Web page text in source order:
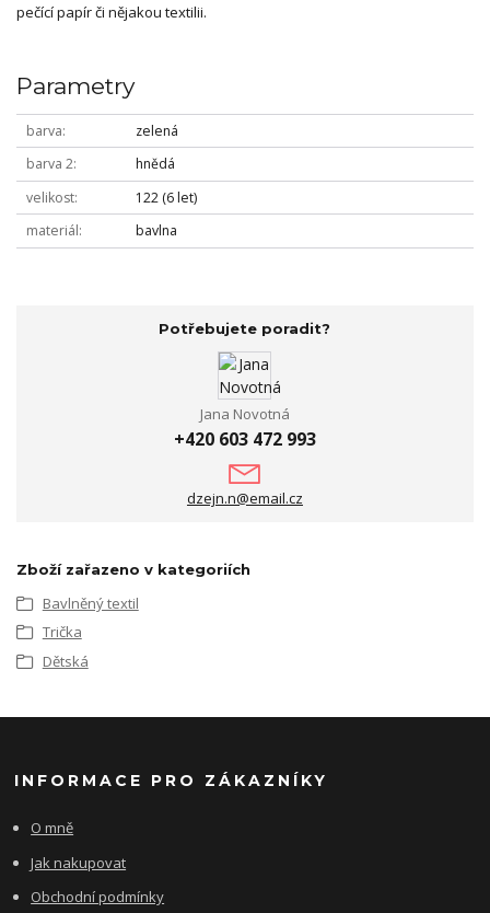
pečící papír či nějakou textilii.
Parametry
barva
zelená
barva 2
hnědá
velikost
122 (6 let)
materiál
bavlna
Potřebujete poradit?
Jana Novotná
+420 603 472 993
dzejn.n@email.cz
Zboží zařazeno v kategoriích
Bavlněný textil
Trička
Dětská
INFORMACE PRO ZÁKAZNÍKY
O mně
Jak nakupovat
Obchodní podmínky